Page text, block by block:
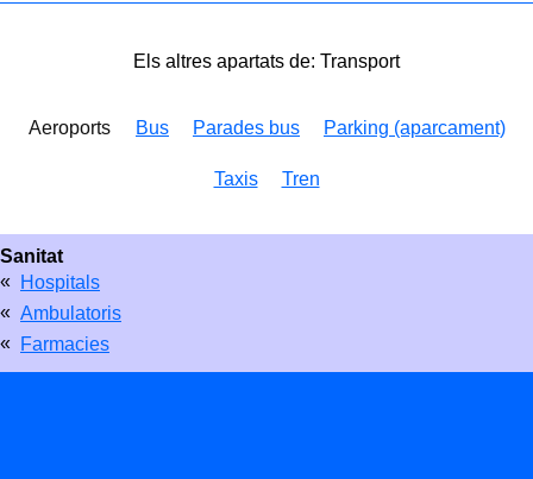
Els altres apartats de: Transport
Aeroports Bus Parades bus Parking (aparcament)
Taxis Tren
Sanitat
« Hospitals
« Ambulatoris
« Farmacies